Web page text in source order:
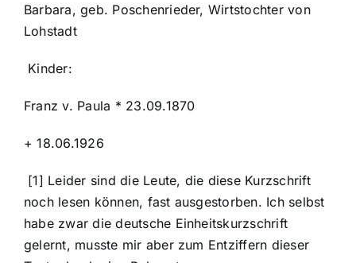
Barbara, geb. Poschenrieder, Wirtstochter von
Lohstadt
Kinder:
Franz v. Paula * 23.09.1870
+ 18.06.1926
[1] Leider sind die Leute, die diese Kurzschrift
noch lesen können, fast ausgestorben. Ich selbst
habe zwar die deutsche Einheitskurzschrift
gelernt, musste mir aber zum Entziffern dieser